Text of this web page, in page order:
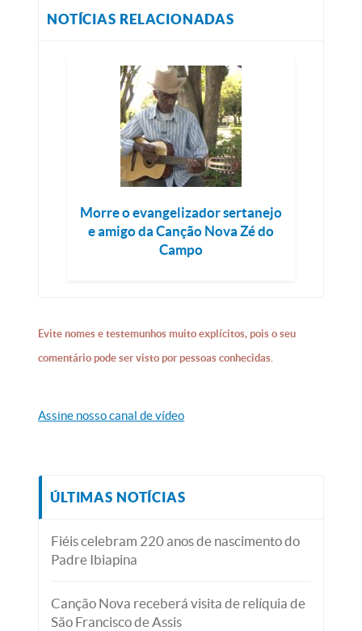
NOTÍCIAS RELACIONADAS
Morre o evangelizador sertanejo
e amigo da Canção Nova Zé do
Campo
Evite nomes e testemunhos muito explícitos, pois o seu
comentário pode ser visto por pessoas conhecidas.
Assine nosso canal de vídeo
ÚLTIMAS NOTÍCIAS
Fiéis celebram 220 anos de nascimento do
Padre Ibiapina
Canção Nova receberá visita de relíquia de
São Francisco de Assis